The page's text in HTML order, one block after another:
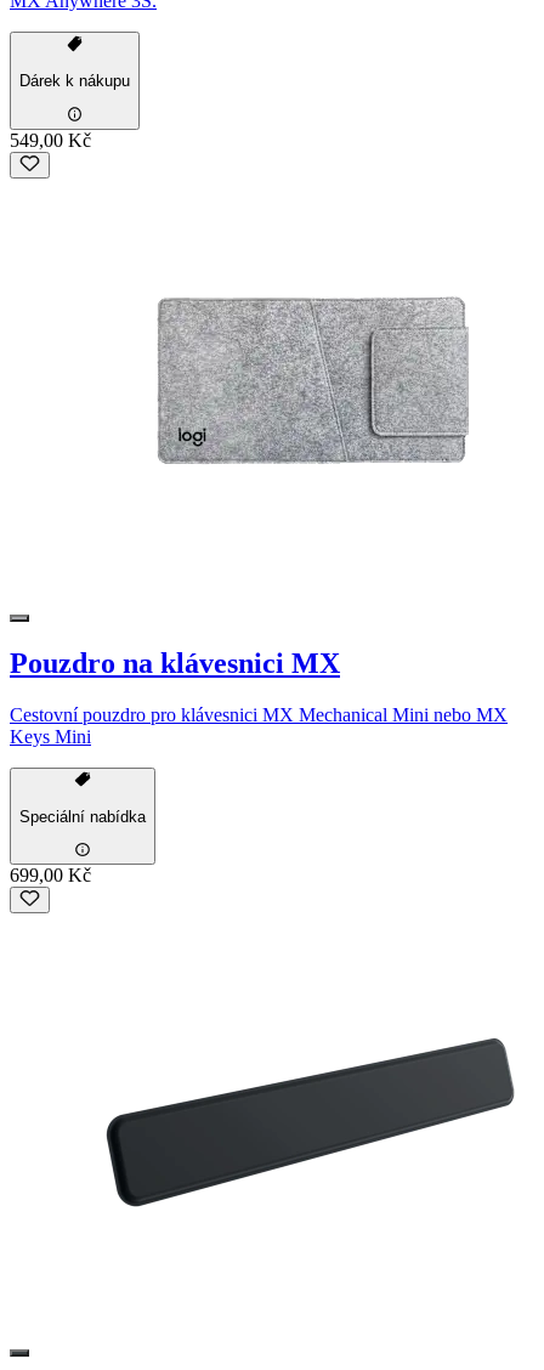
Dárek k nákupu
549,00 Kč
Pouzdro na klávesnici MX
Cestovní pouzdro pro klávesnici MX Mechanical Mini nebo MX
Keys Mini
Speciální nabídka
699,00 Kč